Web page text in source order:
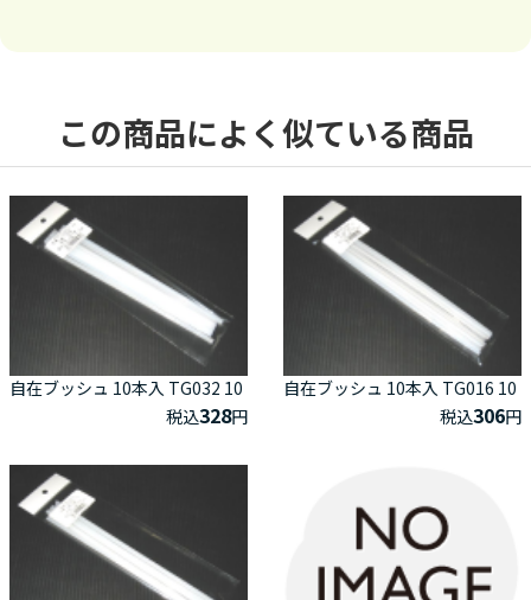
この商品によく似ている商品
自在ブッシュ 10本入 TG032 10
税込328円
自在ブッシュ 10本入 TG016 10
税込306円